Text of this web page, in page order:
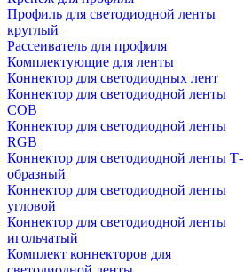
Профиль для светодиодной ленты
круглый
Рассеиватель для профиля
Комплектующие для ленты
Коннектор для светодиодных лент
Коннектор для светодиодной ленты
COB
Коннектор для светодиодной ленты
RGB
Коннектор для светодиодной ленты Т-
образный
Коннектор для светодиодной ленты
угловой
Коннектор для светодиодной ленты
игольчатый
Комплект коннекторов для